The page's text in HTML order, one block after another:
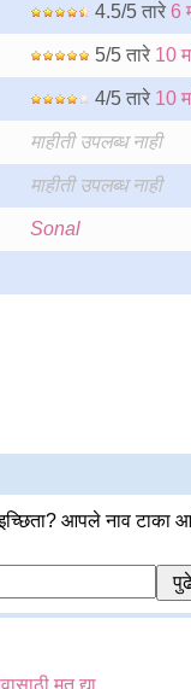
4.5/5 तारे 6
5/5 तारे 10
4/5 तारे 10
माहीती उपलब्ध नाही
माहीती उपलब्ध नाही
Sonal
आपले नाव टाका
मत द्या.